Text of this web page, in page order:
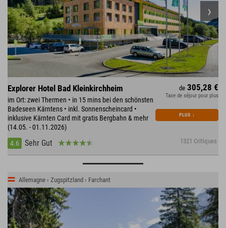
Explorer Hotel Bad Kleinkirchheim
im Ort: zwei Thermen • in 15 mins bei den schönsten
Badeseen Kärntens • inkl. Sonnenscheincard •
inklusive Kärnten Card mit gratis Bergbahn & mehr
(14.05. - 01.11.2026)
4.6
Sehr Gut 1321 Critiques
de 305,28 €
Taxe de séjour pour plus
PLUS ↓
Allemagne › Zugspitzland › Farchant